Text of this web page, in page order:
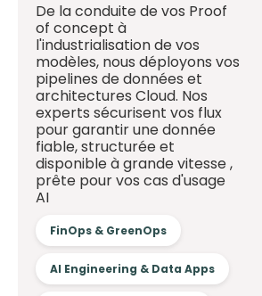
De la conduite de vos Proof
of concept à
l'industrialisation de vos
modèles, nous déployons vos
pipelines de données et
architectures Cloud. Nos
experts sécurisent vos flux
pour garantir une donnée
fiable, structurée et
disponible à grande vitesse ,
prête pour vos cas d'usage
AI
FinOps & GreenOps
AI Engineering & Data Apps